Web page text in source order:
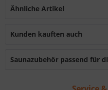
Ähnliche Artikel
Kunden kauften auch
Saunazubehör passend für